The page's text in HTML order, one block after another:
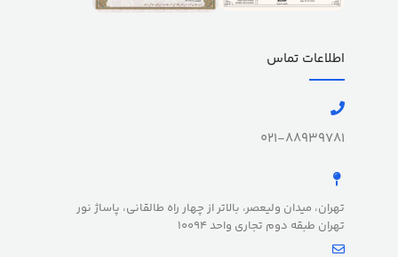
اطلاعات تماس
021-88939781
تهران، میدان ولیعصر، بالاتر از چهار راه طالقانی، پاساژ نور
تهران طبقه دوم تجاری واحد 10094